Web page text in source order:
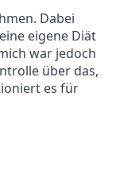
Dabei
eigene Diät
war jedoch
über das,
es für